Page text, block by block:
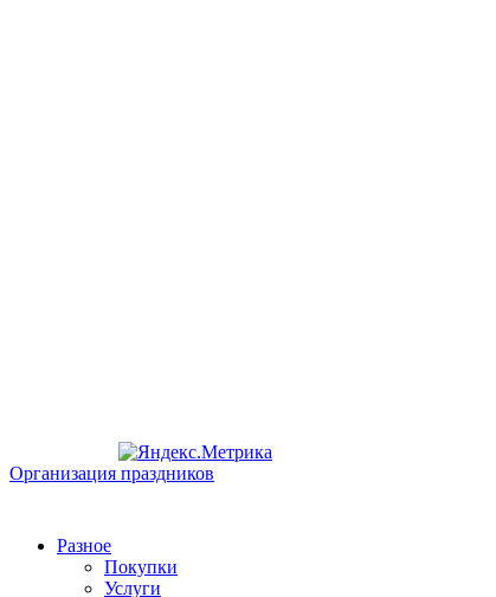
Организация праздников
Разное
Покупки
Услуги